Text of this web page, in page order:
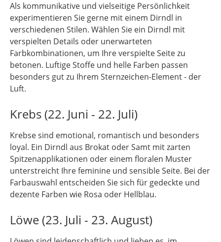
Als kommunikative und vielseitige Persönlichkeit
experimentieren Sie gerne mit einem Dirndl in
verschiedenen Stilen. Wählen Sie ein Dirndl mit
verspielten Details oder unerwarteten
Farbkombinationen, um Ihre verspielte Seite zu
betonen. Luftige Stoffe und helle Farben passen
besonders gut zu Ihrem Sternzeichen-Element - der
Luft.
Krebs (22. Juni - 22. Juli)
Krebse sind emotional, romantisch und besonders
loyal. Ein Dirndl aus Brokat oder Samt mit zarten
Spitzenapplikationen oder einem floralen Muster
unterstreicht Ihre feminine und sensible Seite. Bei der
Farbauswahl entscheiden Sie sich für gedeckte und
dezente Farben wie Rosa oder Hellblau.
Löwe (23. Juli - 23. August)